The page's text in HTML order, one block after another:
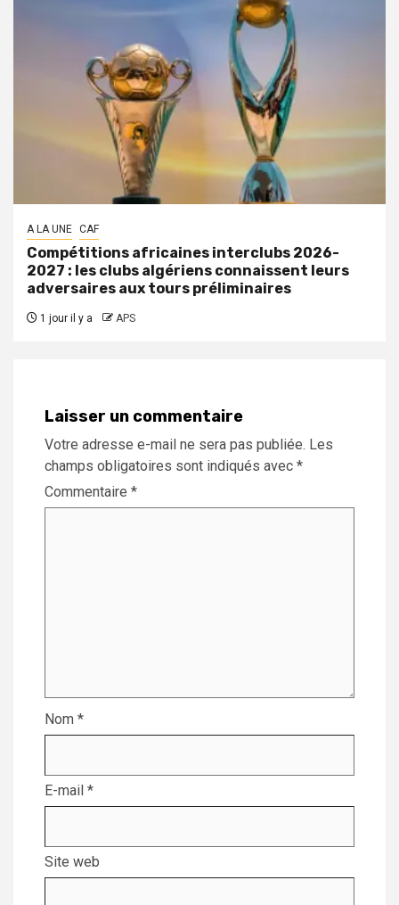
A LA UNE CAF
Compétitions africaines interclubs 2026-
2027 : les clubs algériens connaissent leurs
adversaires aux tours préliminaires
1 jour il y a APS
Laisser un commentaire
Votre adresse e-mail ne sera pas publiée. Les
champs obligatoires sont indiqués avec *
Commentaire *
Nom *
E-mail *
Site web